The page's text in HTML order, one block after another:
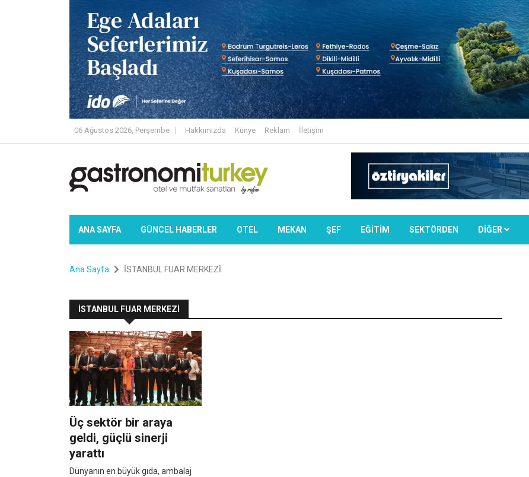
06 Ağustos 2026, Perşembe Hakkımızda Künye Reklam İletişim
ANA SAYFA GÜNCEL HABERLER OTEL MEKAN ŞEF EĞİTİM SEKTÖRDEN DIĞER
Ana Sayfa İSTANBUL FUAR MERKEZİ
İSTANBUL FUAR MERKEZİ
Üç sektör bir araya
geldi, güçlü sinerji
yarattı
Dünyanın en büyük gıda, ambalaj